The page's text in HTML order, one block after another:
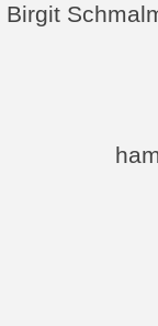
Birgit